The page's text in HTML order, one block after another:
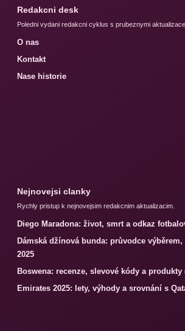
Redakcni desk
Poledni vydani redakcni cyklus s prubeznymi
O nas
Kontakt
Nase historie
Nejnovejsi clanky
Rychly pristup k nejnovejsim redakcnim aktualizacim.
Diego Maradona: život, smrt a odkaz
Dámská džínová bunda: průvodce výběrem,
2025
Boswena: recenze, slevové kódy a produkty
Emirates 2025: lety, výhody a srovnání s